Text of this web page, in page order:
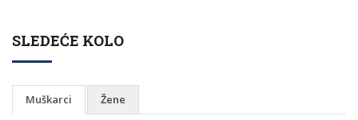
SLEDEĆE KOLO
Muškarci Žene